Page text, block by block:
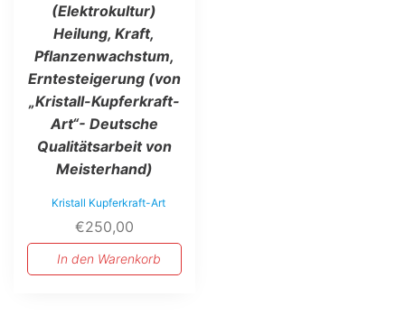
(Elektrokultur)
Heilung, Kraft,
Pflanzenwachstum,
Erntesteigerung (von
„Kristall-Kupferkraft-
Art“- Deutsche
Qualitätsarbeit von
Meisterhand)
Kristall Kupferkraft-Art
€250,00
In den Warenkorb